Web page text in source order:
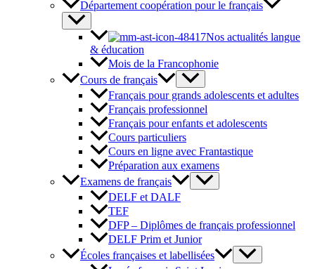
Département coopération pour le français
Nos actualités langue
& éducation
Mois de la Francophonie
Cours de français
Français pour grands adolescents et adultes
Français professionnel
Français pour enfants et adolescents
Cours particuliers
Cours en ligne avec Frantastique
Préparation aux examens
Examens de français
DELF et DALF
TEF
DFP – Diplômes de français professionnel
DELF Prim et Junior
Écoles françaises et labellisées